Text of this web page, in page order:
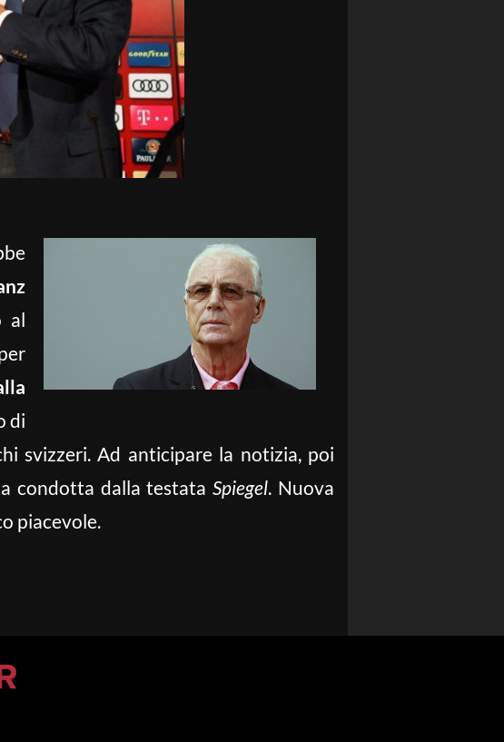
al
di
svizzeri. Ad anticipare la notizia, poi
condotta dalla testataSpiegel. Nuova
piacevole.